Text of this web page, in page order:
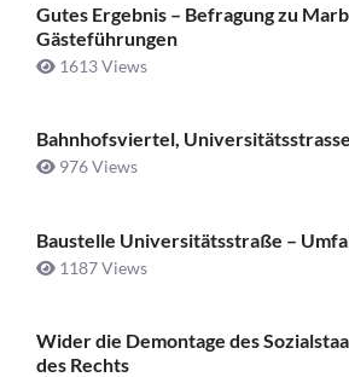
Gutes Ergebnis – Befragung zu
Gästeführungen
1613 Views
Bahnhofsviertel,
976 Views
Baustelle Universitätsstraße ­–
1187 Views
Wider die Demontage des
des Rechts